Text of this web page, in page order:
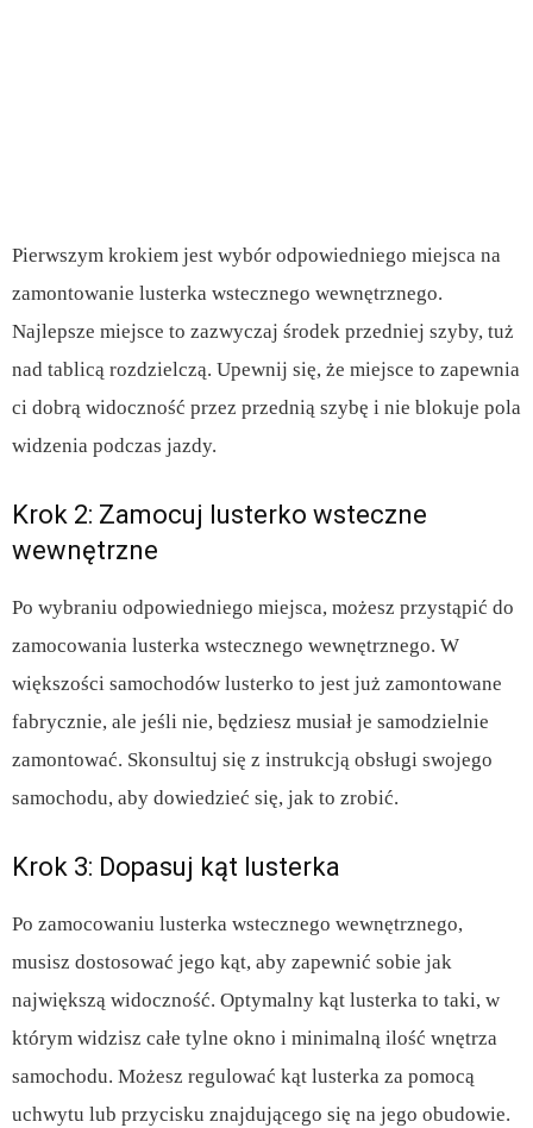
Pierwszym krokiem jest wybór odpowiedniego miejsca na
zamontowanie lusterka wstecznego wewnętrznego.
Najlepsze miejsce to zazwyczaj środek przedniej szyby, tuż
nad tablicą rozdzielczą. Upewnij się, że miejsce to zapewnia
ci dobrą widoczność przez przednią szybę i nie blokuje pola
widzenia podczas jazdy.
Krok 2: Zamocuj lusterko wsteczne
wewnętrzne
Po wybraniu odpowiedniego miejsca, możesz przystąpić do
zamocowania lusterka wstecznego wewnętrznego. W
większości samochodów lusterko to jest już zamontowane
fabrycznie, ale jeśli nie, będziesz musiał je samodzielnie
zamontować. Skonsultuj się z instrukcją obsługi swojego
samochodu, aby dowiedzieć się, jak to zrobić.
Krok 3: Dopasuj kąt lusterka
Po zamocowaniu lusterka wstecznego wewnętrznego,
musisz dostosować jego kąt, aby zapewnić sobie jak
największą widoczność. Optymalny kąt lusterka to taki, w
którym widzisz całe tylne okno i minimalną ilość wnętrza
samochodu. Możesz regulować kąt lusterka za pomocą
uchwytu lub przycisku znajdującego się na jego obudowie.